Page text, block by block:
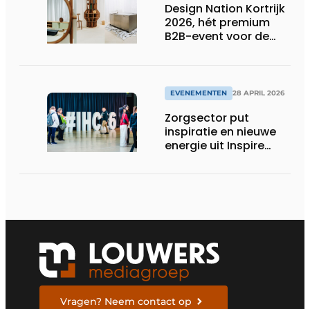
Design Nation Kortrijk
2026, hét premium
B2B-event voor de
EVENEMENTEN 28 APRIL 2026
Zorgsector put
inspiratie en nieuwe
energie uit Inspire
Vragen? Neem contact op